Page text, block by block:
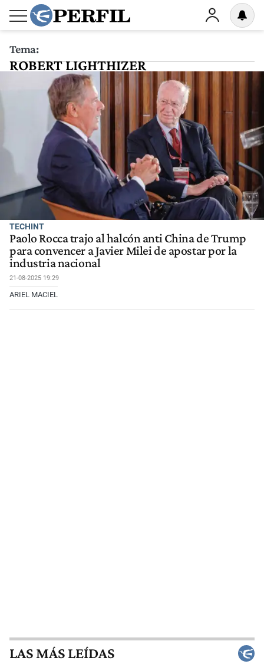
Tema:
ROBERT LIGHTHIZER
TECHINT
Paolo Rocca trajo al halcón anti China de Trump
para convencer a Javier Milei de apostar por la
industria nacional
21-08-2025 19:29
ARIEL MACIEL
LAS MÁS LEÍDAS